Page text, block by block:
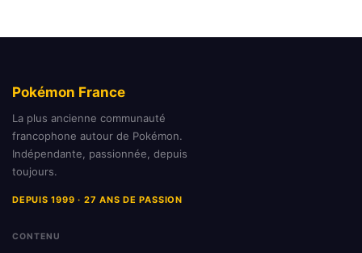
Pokémon France
La plus ancienne communauté
francophone autour de Pokémon.
Indépendante, passionnée, depuis
toujours.
DEPUIS 1999 · 27 ANS DE PASSION
CONTENU